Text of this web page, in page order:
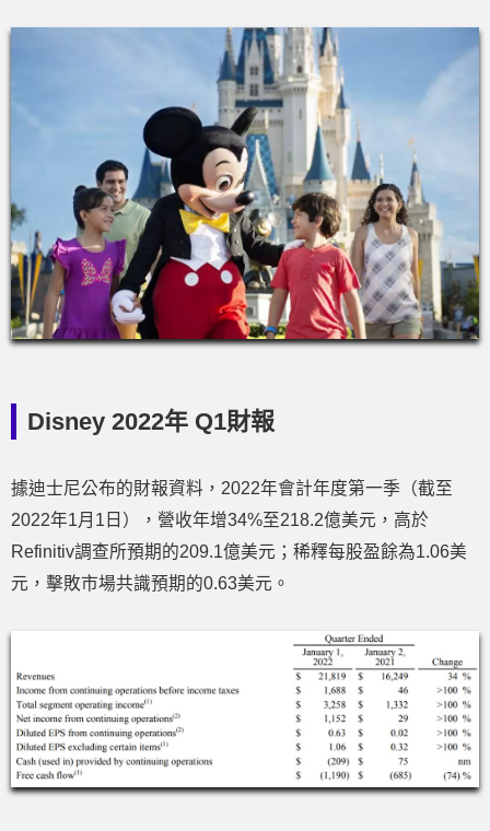
Disney 2022年 Q1財報
據迪士尼公布的財報資料，2022年會計年度第一季（截至
2022年1月1日），營收年增34%至218.2億美元，高於
Refinitiv調查所預期的209.1億美元；稀釋每股盈餘為1.06美
元，擊敗市場共識預期的0.63美元。